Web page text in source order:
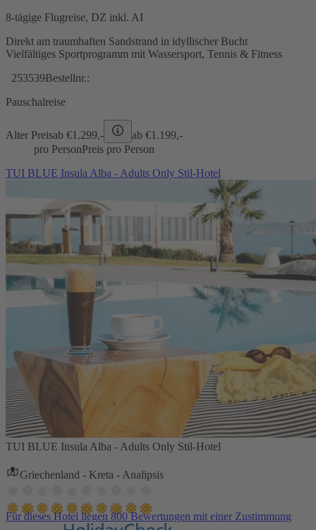
8-tägige Flugreise, DZ inkl. AI
Direkt am traumhaften Sandstrand in idyllischer Bucht
Vielfältiges Sportprogramm mit Wassersport, Tennis & Fitness
253539Bestellnr.:
Pauschalreise
Alter Preisab €1.299,- ab €1.199,-
pro PersonPreis pro Person
TUI BLUE Insula Alba - Adults Only Stil-Hotel
TUI BLUE Insula Alba - Adults Only Stil-Hotel
Griechenland - Kreta - Analipsis
Für dieses Hotel liegen 800 Bewertungen mit einer Zustimmung